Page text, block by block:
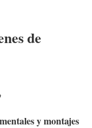
de
y montajes